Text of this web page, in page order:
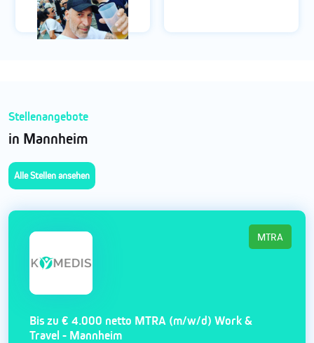
Stellenangebote
in Mannheim
Alle Stellen ansehen
MTRA
Bis zu € 4.000 netto MTRA (m/w/d) Work &
Travel - Mannheim